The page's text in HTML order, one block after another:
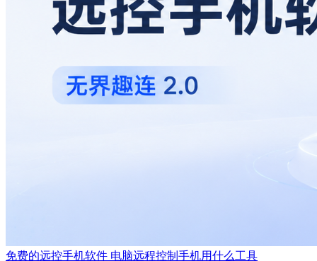
免费的远控手机软件 电脑远程控制手机用什么工具